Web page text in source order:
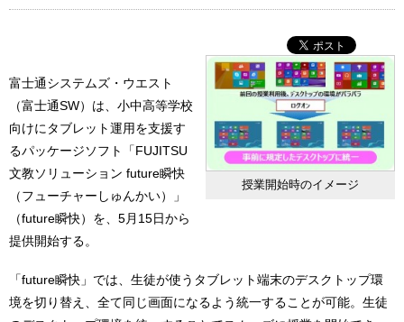
授業開始時のイメージ
富士通システムズ・ウエスト
（富士通SW）は、小中高等学校
向けにタブレット運用を支援す
るパッケージソフト「FUJITSU
文教ソリューション future瞬快
（フューチャーしゅんかい）」
（future瞬快）を、5月15日から
提供開始する。
「future瞬快」では、生徒が使うタブレット端末のデスクトップ環
境を切り替え、全て同じ画面になるよう統一することが可能。生徒